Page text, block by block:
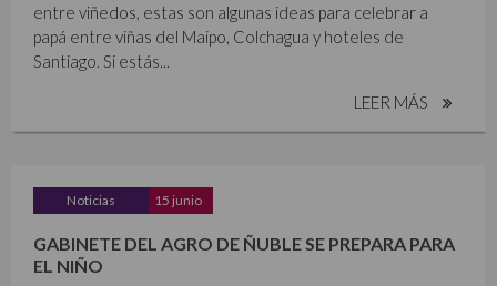
entre viñedos, estas son algunas ideas para celebrar a
papá entre viñas del Maipo, Colchagua y hoteles de
Santiago. Si estás...
LEER MÁS
Noticias 15 junio
GABINETE DEL AGRO DE ÑUBLE SE PREPARA PARA
EL NIÑO